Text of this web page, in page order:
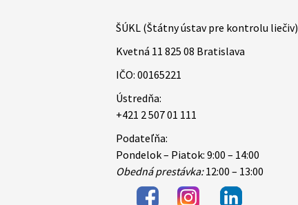
ŠÚKL (Štátny ústav pre kontrolu liečiv)
Kvetná 11 825 08 Bratislava
IČO: 00165221
Ústredňa:
+421 2 507 01 111
Podateľňa:
Pondelok – Piatok: 9:00 – 14:00
Obedná prestávka:12:00 – 13:00